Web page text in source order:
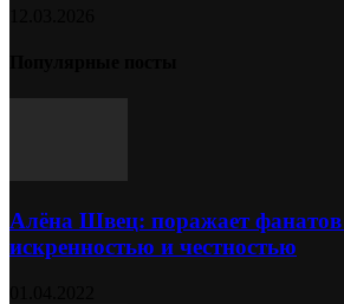
Алёна Швец: поражает фанатов
искренностью и честностью